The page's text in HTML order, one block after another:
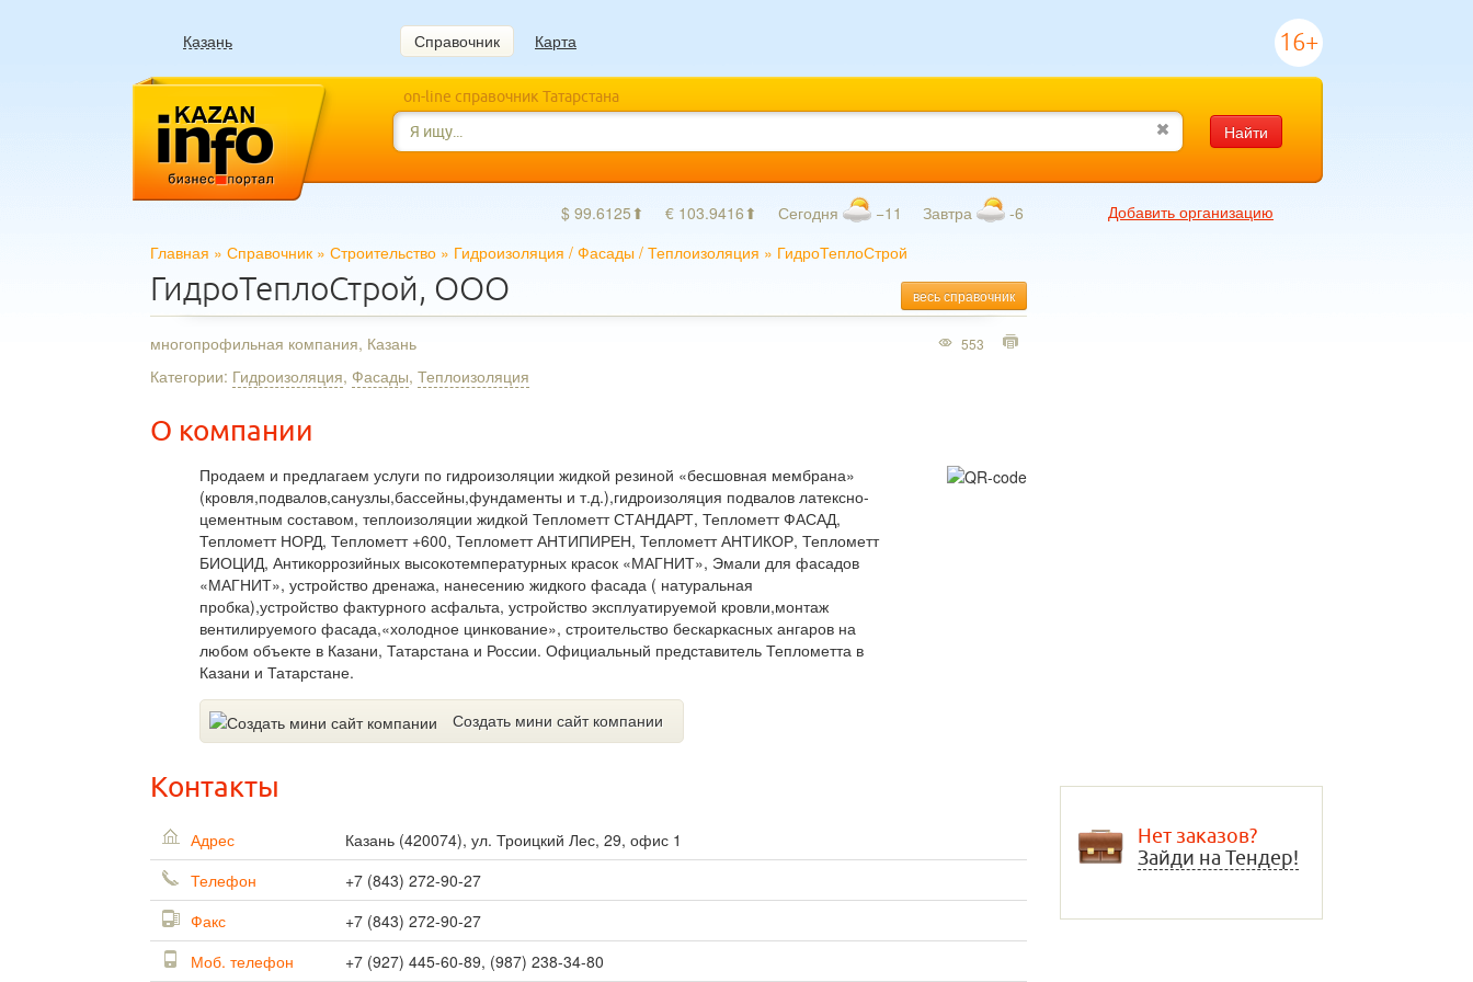
Казань Справочник Карта 16+
on-line справочник Татарстана
Найти
$ 99.6125⬆ € 103.9416⬆ Сегодня −11 Завтра -6
Добавить организацию
Главная » Справочник » Строительство » Гидроизоляция / Фасады / Теплоизоляция » ГидроТеплоСтрой
весь справочник
ГидроТеплоСтрой, ООО
многопрофильная компания, Казань
Категории: Гидроизоляция, Фасады, Теплоизоляция
О компании
Продаем и предлагаем услуги по гидроизоляции жидкой резиной «бесшовная мембрана»
(кровля,подвалов,санузлы,бассейны,фундаменты и т.д.),гидроизоляция подвалов латексно-
цементным составом, теплоизоляции жидкой Теплометт СТАНДАРТ, Теплометт ФАСАД,
Теплометт НОРД, Теплометт +600, Теплометт АНТИПИРЕН, Теплометт АНТИКОР, Теплометт
БИОЦИД, Антикоррозийных высокотемпературных красок «МАГНИТ», Эмали для фасадов
«МАГНИТ», устройство дренажа, нанесению жидкого фасада ( натуральная
пробка),устройство фактурного асфальта, устройство эксплуатируемой кровли,монтаж
вентилируемого фасада,«холодное цинкование», строительство бескаркасных ангаров на
любом объекте в Казани, Татарстана и России. Официальный представитель Теплометта в
Казани и Татарстане.
Создать мини сайт компании
553
Контакты
Адрес Казань (420074), ул. Троицкий Лес, 29, офис 1
Телефон
+7 (843) 272-90-27
Факс
+7 (843) 272-90-27
Моб. телефон
+7 (927) 445-60-89, (987) 238-34-80
Нет заказов?
Зайди на Тендер!